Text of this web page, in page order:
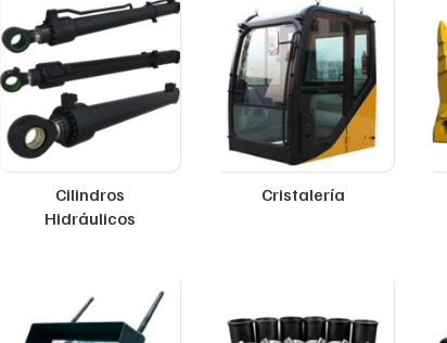
Cilindros
Hidráulicos
Cristalería